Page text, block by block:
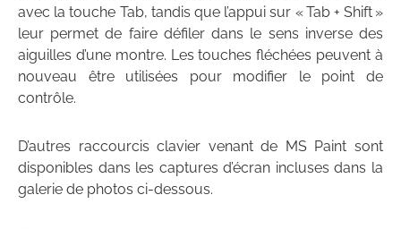
avec la touche Tab, tandis que l’appui sur « Tab + Shift »
leur permet de faire défiler dans le sens inverse des
aiguilles d’une montre. Les touches fléchées peuvent à
nouveau être utilisées pour modifier le point de
contrôle.
D’autres raccourcis clavier venant de MS Paint sont
disponibles dans les captures d’écran incluses dans la
galerie de photos ci-dessous.